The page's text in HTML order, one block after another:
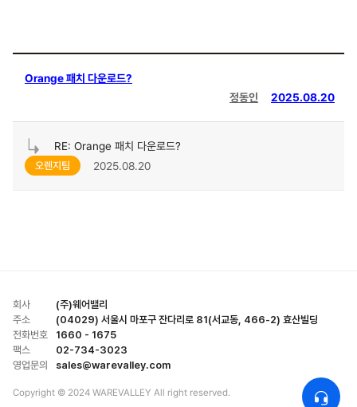
Orange 패치 다운로드?
정동인
2025.08.20
RE: Orange 패치 다운로드?
오렌지팀 2025.08.20
회사
(주)웨어밸리
주소
(04029) 서울시 마포구 잔다리로 81(서교동, 466-2) 효산빌딩
전화번호
1660 - 1675
팩스
02-734-3023
영업문의
sales@warevalley.com
Copyright © 2024 WAREVALLEY All right reserved.